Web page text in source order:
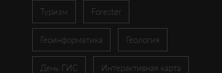
Туризм Forester
Геоинформатика Геология
День ГИС Интерактивная карта